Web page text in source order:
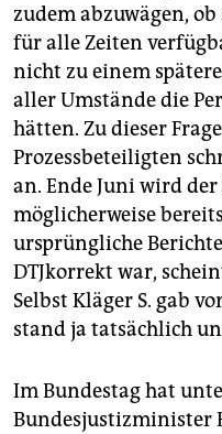
zudem abzuwägen,
für alle Zeiten
nicht zu einem
aller Umstände die
hätten. Zu dieser
Prozessbeteiligten
an. Ende Juni wird
möglicherweise
ursprüngliche
DTJkorrekt war,
Selbst Kläger S. gab
stand ja tatsächlich
Im Bundestag hat
Bundesjustizminister